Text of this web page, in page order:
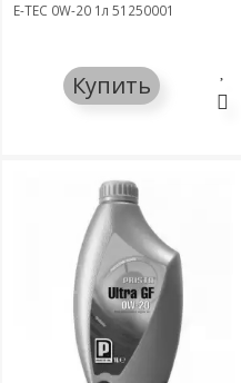
E-TEC 0W-20 1л 51250001
Купить